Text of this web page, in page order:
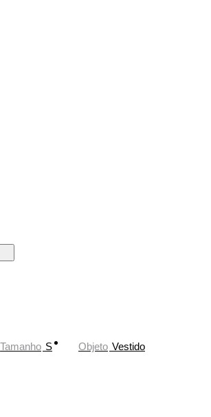
Tamanho S Objeto Vestido